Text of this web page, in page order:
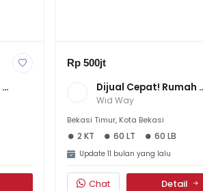
Rp 500jt
Dijual Cepat! Rumah
Minimalis 2 Kamar Di
Jaya Indah, SHM
500 Jt Nego – Dekat
Summarecon!
Wid Way
Bekasi Timur, Kota Bekasi
2 KT 60 LT 60 LB
Update 11 bulan yang lalu
Chat Detail